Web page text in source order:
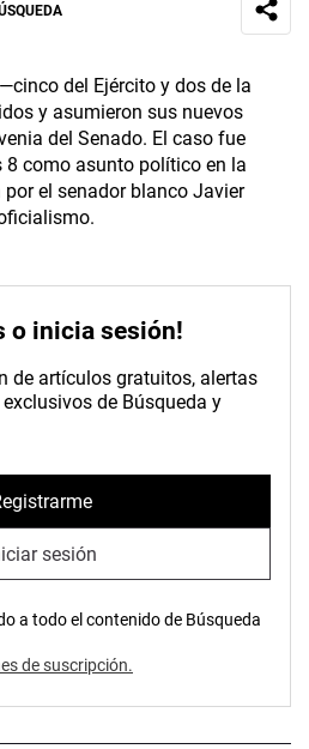
del Ejército y dos de la
y asumieron sus nuevos
del Senado. El caso fue
8 como asunto político en la
el senador blanco Javier
o inicia sesión!
de artículos gratuitos, alertas
de Búsqueda y
sesión
a todo el contenido de Búsqueda
de suscripción.